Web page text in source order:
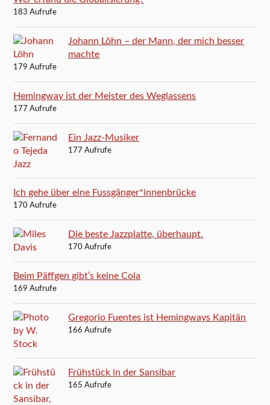
183 Aufrufe
Johann Löhn – der Mann, der mich besser
machte
179 Aufrufe
Hemingway ist der Meister des Weglassens
177 Aufrufe
Ein Jazz-Musiker
177 Aufrufe
Ich gehe über eine Fussgänger*innenbrücke
170 Aufrufe
Die beste Jazzplatte, überhaupt.
170 Aufrufe
Beim Päffgen gibt’s keine Cola
169 Aufrufe
Gregorio Fuentes ist Hemingways Kapitän
166 Aufrufe
Frühstück in der Sansibar
165 Aufrufe